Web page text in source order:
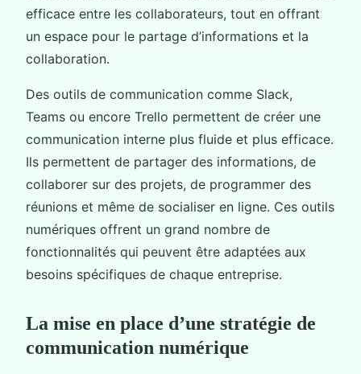
efficace entre les collaborateurs, tout en offrant
un espace pour le partage d’informations et la
collaboration.
Des outils de communication comme Slack,
Teams ou encore Trello permettent de créer une
communication interne plus fluide et plus efficace.
Ils permettent de partager des informations, de
collaborer sur des projets, de programmer des
réunions et même de socialiser en ligne. Ces outils
numériques offrent un grand nombre de
fonctionnalités qui peuvent être adaptées aux
besoins spécifiques de chaque entreprise.
La mise en place d’une stratégie de
communication numérique